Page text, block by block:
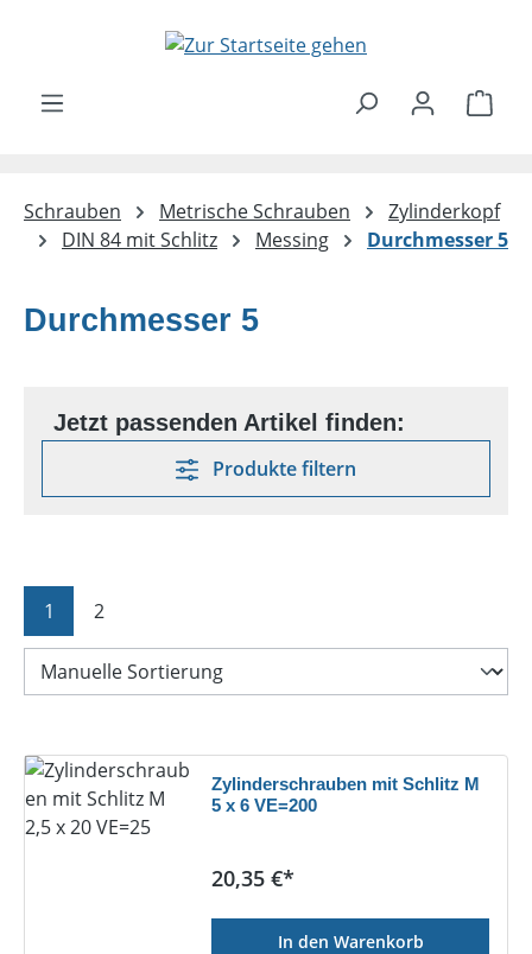
Zum Hauptinhalt springen
Schrauben Metrische Schrauben
Zylinderkopf
DIN 84 mit Schlitz
Messing Durchmesser 5
Durchmesser 5
Produkte filtern
Seite
1 Seite
2
Zylinderschrauben mit Schlitz M
5 x 6 VE=200
Regulärer Preis:
20,35 €*
In den Warenkorb